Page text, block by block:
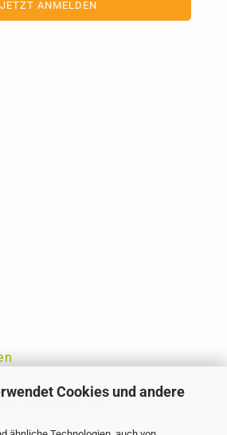
Cookies und andere
Widerrufsformular